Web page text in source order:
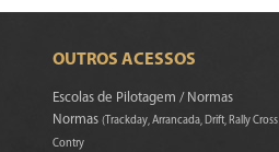
OUTROS ACESSOS
Escolas de Pilotagem / Normas
Normas(Trackday, Arrancada, Drift, Rally Cross
Contry